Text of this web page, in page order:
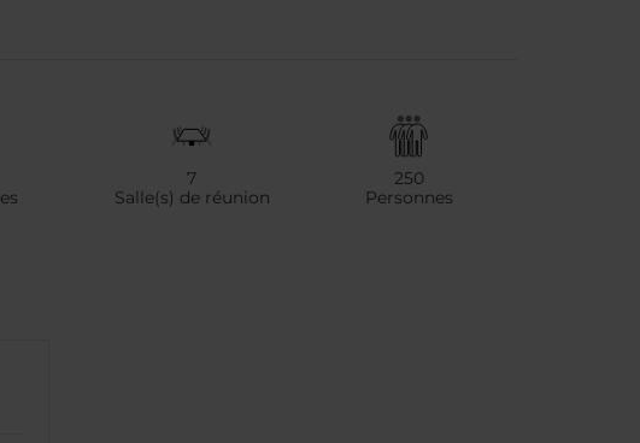
7
Salle(s) de réunion
250
Personnes